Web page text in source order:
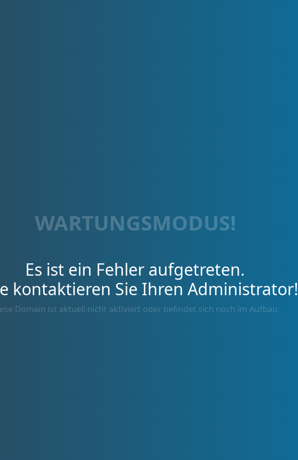
WARTUNGSMODUS!
Es ist ein Fehler aufgetreten.
kontaktieren Sie Ihren Administrator!
Domain ist aktuell nicht aktiviert oder befindet sich noch im Aufbau.